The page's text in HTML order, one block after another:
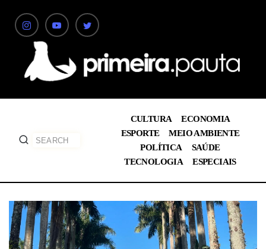
CULTURA
ECONOMIA
ESPORTE
MEIO AMBIENTE
POLÍTICA
SAÚDE
TECNOLOGIA
ESPECIAIS